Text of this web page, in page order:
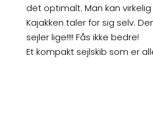
det optimalt. Man kan
Kajakken taler for sig selv.
sejler lige!!!! Fås ikke bedre!
Et kompakt sejlskib som er